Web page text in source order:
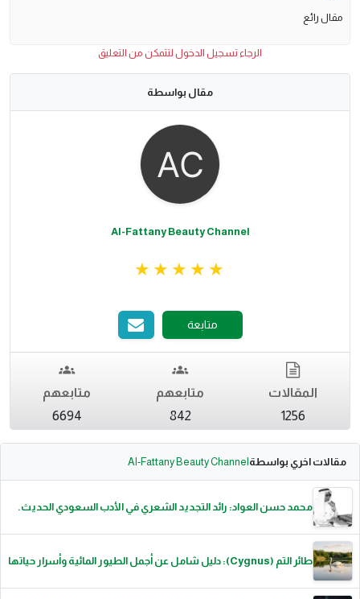
مقال رائع
الرجاء تسجيل الدخول لتتمكن من التعليق
مقال بواسطة
Al-Fattany Beauty Channel
متابعة
المقالات
1256
متابعهم
842
متابعهم
6694
مقالات اخري بواسطة Al-Fattany Beauty Channel
محمد حسن العواد: رائد التجديد الشعري في الأدب السعودي الحديث.
طائر التم (Cygnus): دليل شامل عن أجمل الطيور المائية وأسرار حياتها